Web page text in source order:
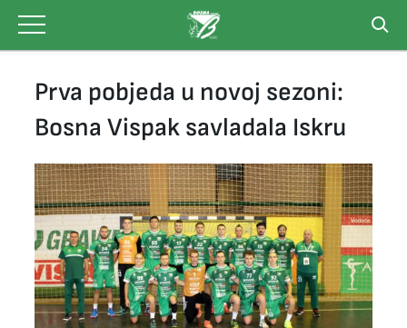
content
Prva pobjeda u novoj sezoni:
Bosna Vispak savladala Iskru